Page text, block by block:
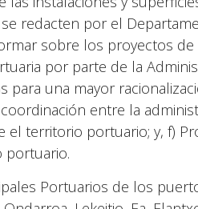
redacten por el
sobre los proyectos de
por parte de la
una mayor
entre la
territorio portuario; y, f)
portuario.
Portuarios de los